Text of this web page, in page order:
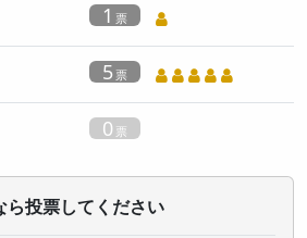
1
5
0
ら投票してください